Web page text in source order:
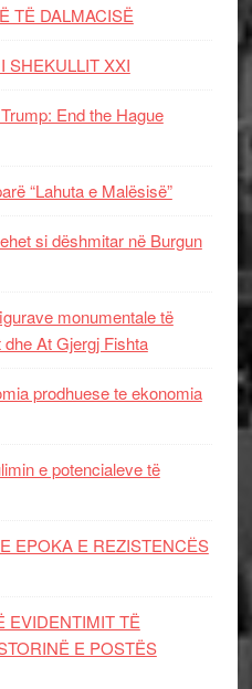
TË DALMACISË
SHEKULLIT XXI
End the Hague
“Lahuta e Malësisë”
si dëshmitar në Burgun
monumentale të
At Gjergj Fishta
prodhuese te ekonomia
e potencialeve të
EPOKA E REZISTENCЁS
EVIDENTIMIT TË
E POSTËS